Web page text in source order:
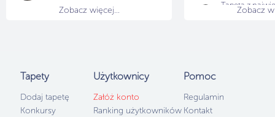
Zobacz więcej...
Tapeta z
wyświetleń:
Zobacz
Tapety
Dodaj tapetę
Konkursy
Użytkownicy
Załóż konto
Ranking użytkowników
Pomoc
Regulamin
Kontakt